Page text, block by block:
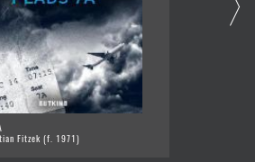
Fitzek (f. 1971)